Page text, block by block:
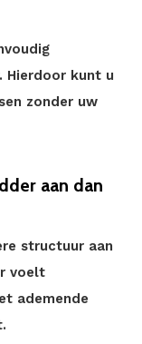
Hierdoor kunt u
zonder uw
aan dan
structuur aan
voelt
ademende